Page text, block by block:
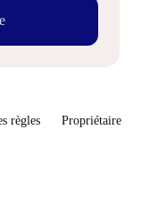
règles Propriétaire